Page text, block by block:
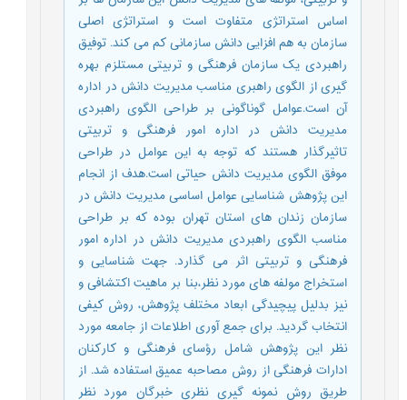
اساس استراتژی متفاوت است و استراتژی اصلی
سازمان به هم افزایی دانش سازمانی کم می کند. توفیق
راهبردی یک سازمان فرهنگی و تربیتی مستلزم بهره
گیری از الگوی راهبری مناسب مدیریت دانش در اداره
آن است.عوامل گوناگونی بر طراحی الگوی راهبردی
مدیریت دانش در اداره امور فرهنگی و تربیتی
تاثیرگذار هستند که توجه به این عوامل در طراحی
موفق الگوی مدیریت دانش حیاتی است.هدف از انجام
این پژوهش شناسایی عوامل اساسی مدیریت دانش در
سازمان زندان های استان تهران بوده که بر طراحی
مناسب الگوی راهبردی مدیریت دانش در اداره امور
فرهنگی و تربیتی اثر می گذارد. جهت شناسایی و
استخراج مولفه های مورد نظر،بنا بر ماهیت اکتشافی و
نیز بدلیل پیچیدگی ابعاد مختلف پژوهش، روش کیفی
انتخاب گردید. برای جمع آوری اطلاعات از جامعه مورد
نظر این پژوهش شامل رؤسای فرهنگی و کارکنان
ادارات فرهنگی از روش مصاحبه عمیق استفاده شد. از
طریق روش نمونه گیری نظری خبرگان مورد نظر